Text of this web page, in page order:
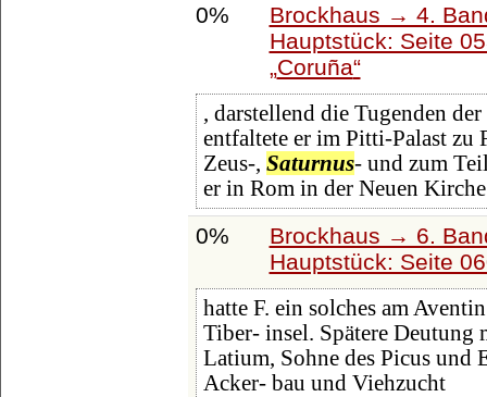
0%
Brockhaus → 4.
Hauptstück: Seite
Coruña
, darstellend die Tugenden
entfaltete er im Pitti-Palast zu
Zeus-, Saturnus- und zum
er in Rom in der Neuen Kirche
0%
Brockhaus → 6.
Hauptstück: Seite
hatte F. ein solches am
Tiber- insel. Spätere Deutung
Latium, Sohne des Picus und
Acker- bau und Viehzucht